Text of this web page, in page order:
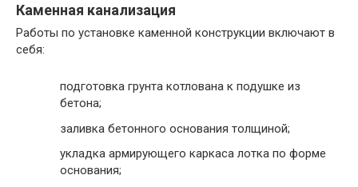
Каменная канализация
Работы по установке каменной конструкции включают в
себя:
подготовка грунта котлована к подушке из
бетона;
заливка бетонного основания толщиной;
укладка армирующего каркаса лотка по форме
основания;